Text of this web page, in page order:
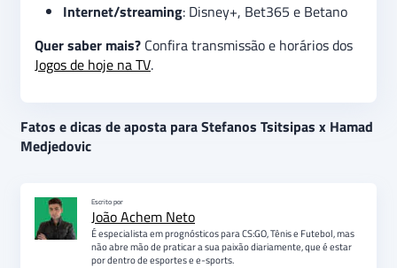
Internet/streaming: Disney+, Bet365 e Betano
Quer saber mais? Confira transmissão e horários dos
Jogos de hoje na TV.
Fatos e dicas de aposta para Stefanos Tsitsipas x Hamad
Medjedovic
Escrito por
João Achem Neto
É especialista em prognósticos para CS:GO, Tênis e Futebol, mas
não abre mão de praticar a sua paixão diariamente, que é estar
por dentro de esportes e e-sports.